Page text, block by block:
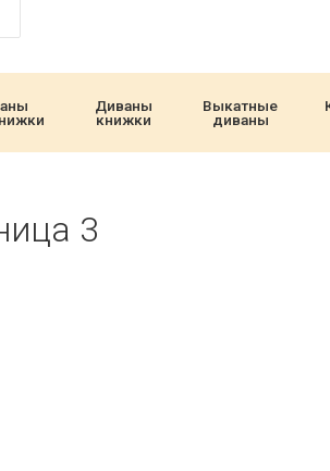
Диваны
книжки
Выкатные
диваны
3